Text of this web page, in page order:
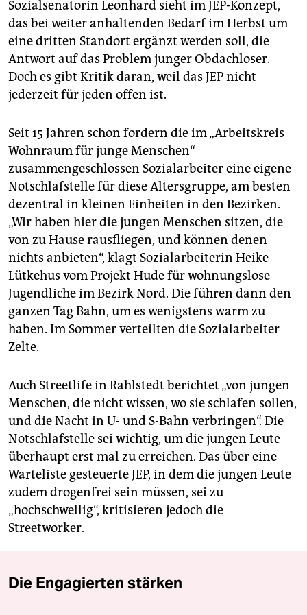
Sozialsenatorin Leonhard sieht im JEP-Konzept,
das bei weiter anhaltenden Bedarf im Herbst um
eine dritten Standort ergänzt werden soll, die
Antwort auf das Problem junger Obdachloser.
Doch es gibt Kritik daran, weil das JEP nicht
jederzeit für jeden offen ist.
Seit 15 Jahren schon fordern die im „Arbeitskreis
Wohnraum für junge Menschen“
zusammengeschlossen Sozialarbeiter eine eigene
Notschlafstelle für diese Altersgruppe, am besten
dezentral in kleinen Einheiten in den Bezirken.
„Wir haben hier die jungen Menschen sitzen, die
von zu Hause rausfliegen, und können denen
nichts anbieten“, klagt Sozialarbeiterin Heike
Lütkehus vom Projekt Hude für wohnungslose
Jugendliche im Bezirk Nord. Die führen dann den
ganzen Tag Bahn, um es wenigstens warm zu
haben. Im Sommer verteilten die Sozialarbeiter
Zelte.
Auch Streetlife in Rahlstedt berichtet „von jungen
Menschen, die nicht wissen, wo sie schlafen sollen,
und die Nacht in U- und S-Bahn verbringen“. Die
Notschlafstelle sei wichtig, um die jungen Leute
überhaupt erst mal zu erreichen. Das über eine
Warteliste gesteuerte JEP, in dem die jungen Leute
zudem drogenfrei sein müssen, sei zu
„hochschwellig“, kritisieren jedoch die
Streetworker.
Die Engagierten stärken